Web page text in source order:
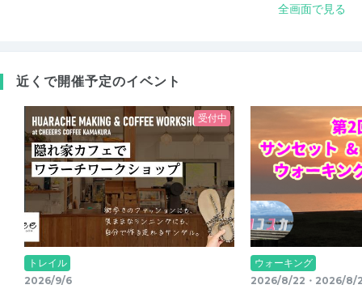
全画面で見る
近くで開催予定のイベント
受付中
トレイル
2026/9/6
ウォーキング
2026/8/22・2026/8/